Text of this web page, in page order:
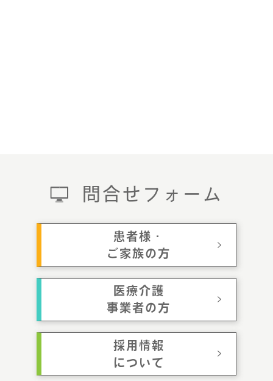
問合せフォーム
患者様・
ご家族の方
医療介護
事業者の方
採用情報
について